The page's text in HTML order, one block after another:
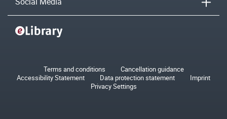
Terms and conditions
Cancellation guidance
Accessibility Statement
Data protection statement
Imprint
Privacy Settings